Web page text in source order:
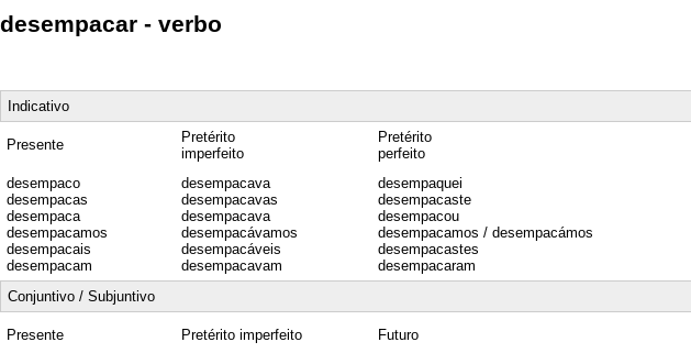
desempacar - verbo
Indicativo
Presente
Pretérito
imperfeito
Pretérito
perfeito
desempaco
desempacas
desempaca
desempacamos
desempacais
desempacam
desempacava
desempacavas
desempacava
desempacávamos
desempacáveis
desempacavam
desempaquei
desempacaste
desempacou
desempacamos / desempacámos
desempacastes
desempacaram
Conjuntivo / Subjuntivo
Presente Pretérito imperfeito Futuro